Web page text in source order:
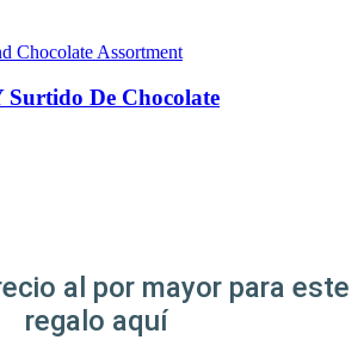
De Chocolate
al por mayor para este
regalo aquí